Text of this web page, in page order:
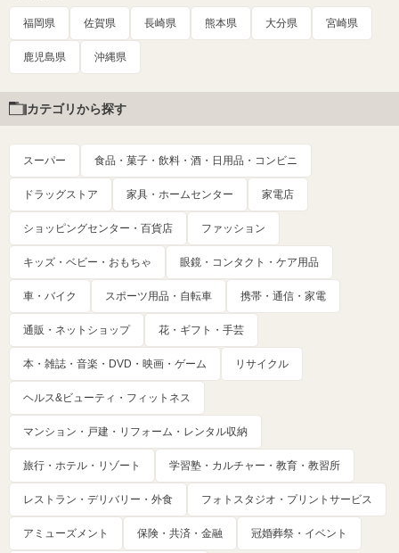
福岡県 佐賀県 長崎県 熊本県 大分県 宮崎県
鹿児島県 沖縄県
カテゴリから探す
スーパー 食品・菓子・飲料・酒・日用品・コンビニ
ドラッグストア 家具・ホームセンター 家電店
ショッピングセンター・百貨店 ファッション
キッズ・ベビー・おもちゃ 眼鏡・コンタクト・ケア用品
車・バイク スポーツ用品・自転車 携帯・通信・家電
通販・ネットショップ 花・ギフト・手芸
本・雑誌・音楽・DVD・映画・ゲーム リサイクル
ヘルス&ビューティ・フィットネス
マンション・戸建・リフォーム・レンタル収納
旅行・ホテル・リゾート 学習塾・カルチャー・教育・教習所
レストラン・デリバリー・外食 フォトスタジオ・プリントサービス
アミューズメント 保険・共済・金融 冠婚葬祭・イベント